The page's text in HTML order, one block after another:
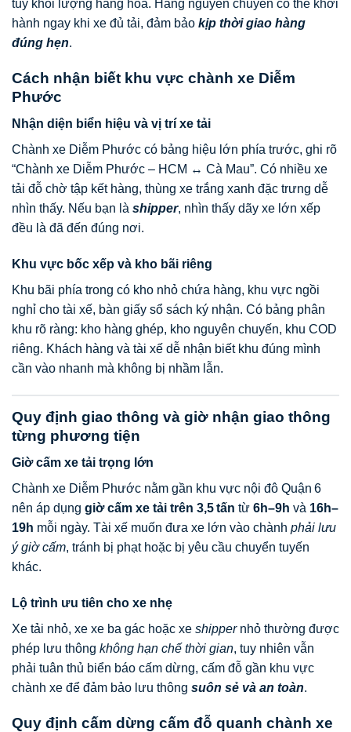
tùy khối lượng hàng hóa. Hàng nguyên chuyến có thể khởi
hành ngay khi xe đủ tải, đảm bảo kịp thời giao hàng
đúng hẹn.
Cách nhận biết khu vực chành xe Diễm
Phước
Nhận diện biển hiệu và vị trí xe tải
Chành xe Diễm Phước có bảng hiệu lớn phía trước, ghi rõ
“Chành xe Diễm Phước – HCM ↔ Cà Mau”. Có nhiều xe
tải đỗ chờ tập kết hàng, thùng xe trắng xanh đặc trưng dễ
nhìn thấy. Nếu bạn là shipper, nhìn thấy dãy xe lớn xếp
đều là đã đến đúng nơi.
Khu vực bốc xếp và kho bãi riêng
Khu bãi phía trong có kho nhỏ chứa hàng, khu vực ngồi
nghỉ cho tài xế, bàn giấy sổ sách ký nhận. Có bảng phân
khu rõ ràng: kho hàng ghép, kho nguyên chuyến, khu COD
riêng. Khách hàng và tài xế dễ nhận biết khu đúng mình
cần vào nhanh mà không bị nhầm lẫn.
Quy định giao thông và giờ nhận giao thông
từng phương tiện
Giờ cấm xe tải trọng lớn
Chành xe Diễm Phước nằm gần khu vực nội đô Quận 6
nên áp dụng giờ cấm xe tải trên 3,5 tấn từ 6h–9h và 16h–
19h mỗi ngày. Tài xế muốn đưa xe lớn vào chành phải lưu
ý giờ cấm, tránh bị phạt hoặc bị yêu cầu chuyển tuyến
khác.
Lộ trình ưu tiên cho xe nhẹ
Xe tải nhỏ, xe xe ba gác hoặc xe shippernhỏ thường được
phép lưu thông không hạn chế thời gian, tuy nhiên vẫn
phải tuân thủ biển báo cấm dừng, cấm đỗ gần khu vực
chành xe để đảm bảo lưu thông suôn sẻ và an toàn.
Quy định cấm dừng cấm đỗ quanh chành xe